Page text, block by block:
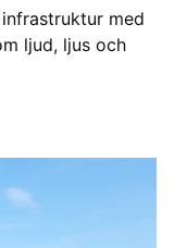
med
ljud, ljus och